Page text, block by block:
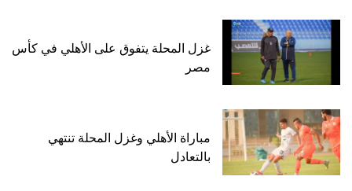
غزل المحلة يتفوق على الأهلي في كأس
مصر
مباراة الأهلي وغزل المحلة تنتهي
بالتعادل